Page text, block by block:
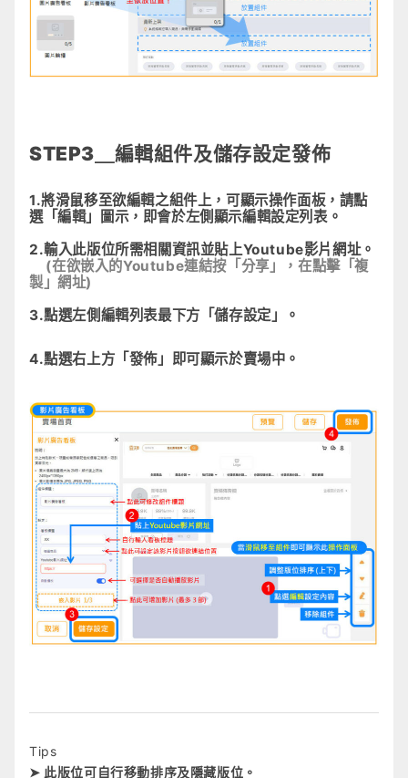
STEP3＿編輯組件及儲存設定發佈
1.將滑鼠移至欲編輯之組件上，可顯示操作面板，請點
選「編輯」圖示，即會於左側顯示編輯設定列表。
2.輸入此版位所需相關資訊並貼上Youtube影片網址。
(在欲嵌入的Youtube連結按「分享」，在點擊「複
製」網址)
3.點選左側編輯列表最下方「儲存設定」。
4.點選右上方「發佈」即可顯示於賣場中。
Tips
➤ 此版位可自行移動排序及隱藏版位。